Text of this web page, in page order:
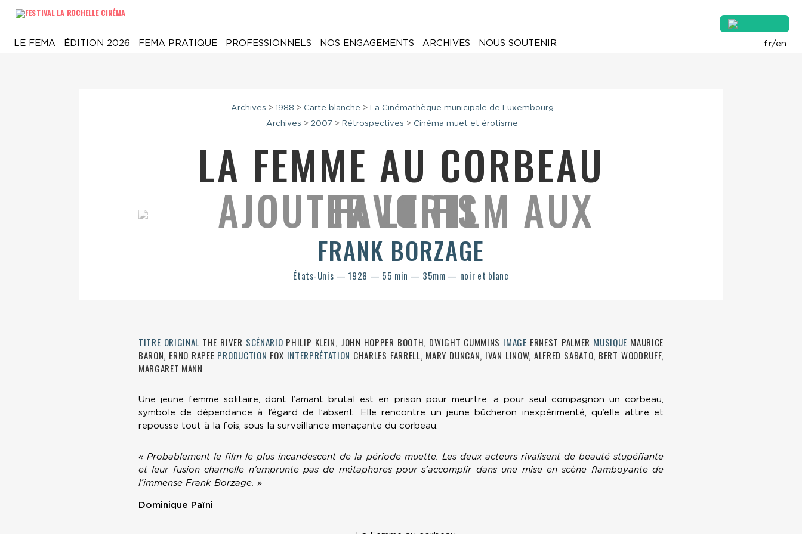
fr/en
LE FEMA ÉDITION 2026 FEMA PRATIQUE PROFESSIONNELS NOS ENGAGEMENTS ARCHIVES NOUS SOUTENIR
Archives > 1988 > Carte blanche > La Cinémathèque municipale de Luxembourg
Archives > 2007 > Rétrospectives > Cinéma muet et érotisme
LA FEMME AU CORBEAU
FRANK BORZAGE
États-Unis — 1928 — 55 min — 35mm — noir et blanc
TITRE ORIGINAL THE RIVER SCÉNARIO PHILIP KLEIN, JOHN HOPPER BOOTH, DWIGHT CUMMINS IMAGE ERNEST PALMER MUSIQUE MAURICE
BARON, ERNO RAPEE PRODUCTION FOX INTERPRÉTATION CHARLES FARRELL, MARY DUNCAN, IVAN LINOW, ALFRED SABATO, BERT WOODRUFF,
MARGARET MANN
Une jeune femme solitaire, dont l’amant brutal est en prison pour meurtre, a pour seul compagnon un corbeau,
symbole de dépendance à l’égard de l’absent. Elle rencontre un jeune bûcheron inexpérimenté, qu’elle attire et
repousse tout à la fois, sous la surveillance menaçante du corbeau.
« Probablement le film le plus incandescent de la période muette. Les deux acteurs rivalisent de beauté stupéfiante
et leur fusion charnelle n’emprunte pas de métaphores pour s’accomplir dans une mise en scène flamboyante de
l’immense Frank Borzage. »
Dominique Païni